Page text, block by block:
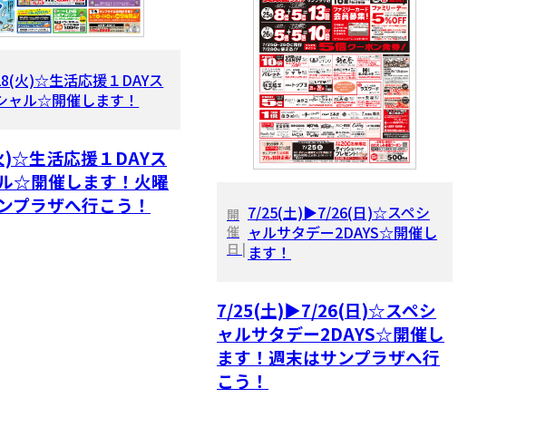
火)☆生活応援１DAYス
ャル☆開催します！
生活応援１DAYス
☆開催します！火曜
プラザへ行こう！
開
催
日 |
7/25(土)▶7/26(日)☆スペシ
ャルサタデー2DAYS☆開催し
ます！
7/25(土)▶7/26(日)☆スペシ
ャルサタデー2DAYS☆開催し
ます！週末はサンプラザへ行
こう！